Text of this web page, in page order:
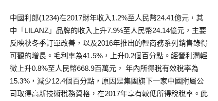
中國利郎(1234)在2017財年收入1.2%至人民幣24.41億元，其
中「LILANZ」品牌的收入上升7.9%至人民幣24.14億元，主要
反映秋冬季訂單改善，以及2016年推出的輕商務系列銷售錄得
可觀的增長。毛利率為41.5%，上升0.2個百分點。經營利潤輕
微上升0.8%至人民幣668.9百萬元， 年內所得稅有效稅率為
15.3%，減少12.4個百分點，原因是集團旗下一家中國附屬公
司取得高新技術稅務資格，在2017年享有較低所得稅稅率。此